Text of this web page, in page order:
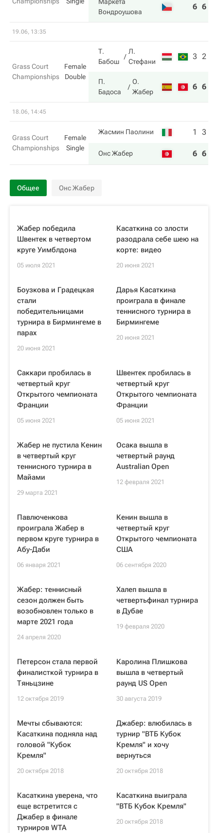
Вондроушова
6 6
19.06, 13:35
Grass Court
Championships
Female
Double
Т.
Бабош
Л.
Стефани
3 2
П.
Бадоса
О.
Жабер
6 6
18.06, 14:45
Grass Court
Championships
Female
Single
Жасмин Паолини 1 3
Онс Жабер 6 6
Общее Онс Жабер
Жабер победила
Швентек в четвертом
круге Уимблдона
05 июля 2021
Касаткина со злости
разодрала себе шею на
корте: видео
20 июня 2021
Боузкова и Градецкая
стали
победительницами
турнира в Бирмингеме в
парах
20 июня 2021
Дарья Касаткина
проиграла в финале
теннисного турнира в
Бирмингеме
20 июня 2021
Саккари пробилась в
четвертый круг
Открытого чемпионата
Франции
05 июня 2021
Швентек пробилась в
четвертый круг
Открытого чемпионата
Франции
05 июня 2021
Жабер не пустила Кенин
в четвертый круг
теннисного турнира в
Майами
29 марта 2021
Осака вышла в
четвертый раунд
Australian Open
12 февраля 2021
Павлюченкова
проиграла Жабер в
первом круге турнира в
Абу-Даби
06 января 2021
Кенин вышла в
четвертый круг
Открытого чемпионата
США
06 сентября 2020
Жабер: теннисный
сезон должен быть
возобновлен только в
марте 2021 года
24 апреля 2020
Халеп вышла в
четвертьфинал турнира
в Дубае
19 февраля 2020
Петерсон стала первой
финалисткой турнира в
Тяньцзине
12 октября 2019
Каролина Плишкова
вышла в четвертый
раунд US Open
30 августа 2019
Мечты сбываются:
Касаткина подняла над
головой "Кубок
Кремля"
20 октября 2018
Джабер: влюбилась в
турнир "ВТБ Кубок
Кремля" и хочу
вернуться
20 октября 2018
Касаткина уверена, что
еще встретится с
Джабер в финале
турниров WTA
Касаткина выиграла
"ВТБ Кубок Кремля"
20 октября 2018